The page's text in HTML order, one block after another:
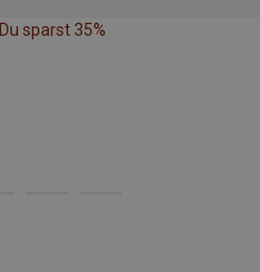
Du sparst 35%